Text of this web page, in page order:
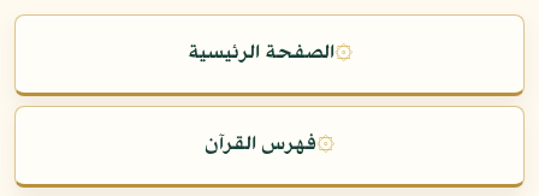
۞الصفحة الرئيسية
۞فهرس القرآن